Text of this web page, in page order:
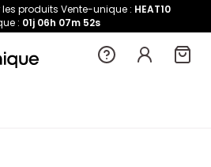
les produits Vente-unique : HEAT10
: 01j 06h 07m 52s